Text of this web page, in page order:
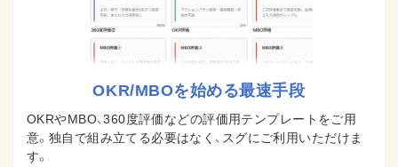
OKR/MBOを始める最速手段
OKRやMBO、360度評価などの評価用テンプレートをご用
意。独自で組み立てる必要はなく、スグにご利用いただけま
す。